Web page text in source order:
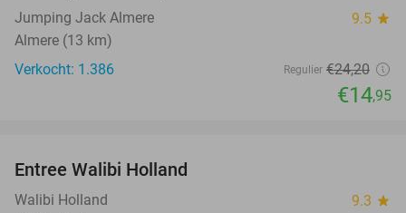
Jumping Jack Almere 9.5 star
Almere (13 km)
Verkocht: 1.386
Regulier €24,20
€14,95
Entree Walibi Holland
Walibi Holland 9.3 star